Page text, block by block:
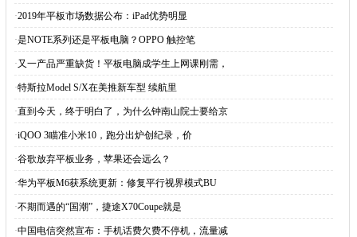
·2019年平板市场数据公布：iPad优势明显
·是NOTE系列还是平板电脑？OPPO 触控笔
·又一产品严重缺货！平板电脑成学生上网课刚需，
·特斯拉Model S/X在美推新车型 续航里
·直到今天，终于明白了，为什么钟南山院士要给京
·iQOO 3瞄准小米10，跑分出炉创纪录，价
·谷歌放弃平板业务，苹果还会远么？
·华为平板M6获系统更新：修复平行视界模式BU
·不期而遇的“国潮”，捷途X70Coupe就是
·中国电信突然宣布：手机话费欠费不停机，流量减